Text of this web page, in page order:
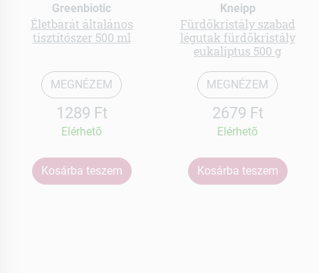
Greenbiotic
Életbarát általános
tisztítószer 500 ml
MEGNÉZEM
1289 Ft
Elérhetõ
Kosárba teszem
Kneipp
Fürdőkristály szabad
légutak fürdőkristály
eukaliptus 500 g
MEGNÉZEM
2679 Ft
Elérhetõ
Kosárba teszem